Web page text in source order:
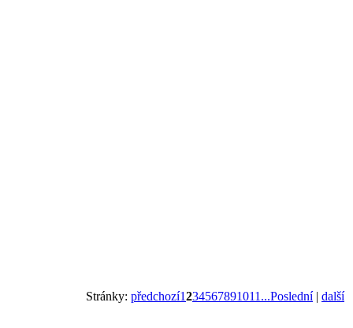
Stránky: předchozí1234567891011 ...Poslední| další